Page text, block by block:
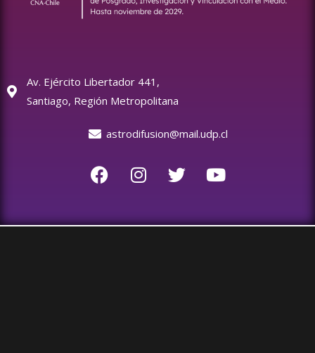
Av. Ejército Libertador 441,
Santiago, Región Metropolitana
astrodifusion@mail.udp.cl